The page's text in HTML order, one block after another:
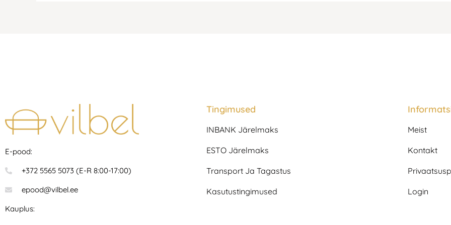
E-pood:
+372 5565 5073 (E-R 8:00-17:00)
epood@vilbel.ee
Kauplus:
Tingimused
INBANK Järelmaks
ESTO Järelmaks
Transport Ja Tagastus
Kasutustingimused
Meist
Kontakt
Login